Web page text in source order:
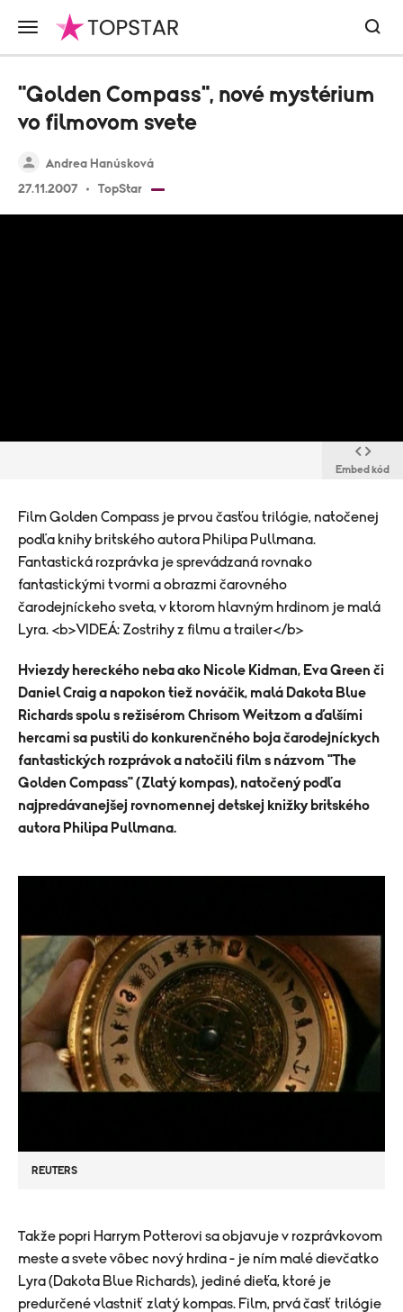
Andrea Hanúsková
27.11.2007
TopStar
"Golden Compass", nové mystérium
vo filmovom svete
Embed kód
Film Golden Compass je prvou časťou trilógie, natočenej
podľa knihy britského autora Philipa Pullmana.
Fantastická rozprávka je sprevádzaná rovnako
fantastickými tvormi a obrazmi čarovného
čarodejníckeho sveta, v ktorom hlavným hrdinom je malá
Lyra. <b>VIDEÁ: Zostrihy z filmu a trailer</b>
Hviezdy hereckého neba ako Nicole Kidman, Eva Green či
Daniel Craig a napokon tiež nováčik, malá Dakota Blue
Richards spolu s režisérom Chrisom Weitzom a ďalšími
hercami sa pustili do konkurenčného boja čarodejníckych
fantastických rozprávok a natočili film s názvom "The
Golden Compass" (Zlatý kompas), natočený podľa
najpredávanejšej rovnomennej detskej knižky britského
autora Philipa Pullmana.
REUTERS
Takže popri Harrym Potterovi sa objavuje v rozprávkovom
meste a svete vôbec nový hrdina - je ním malé dievčatko
Lyra (Dakota Blue Richards), jediné dieťa, ktoré je
predurčené vlastniť zlatý kompas. Film, prvá časť trilógie